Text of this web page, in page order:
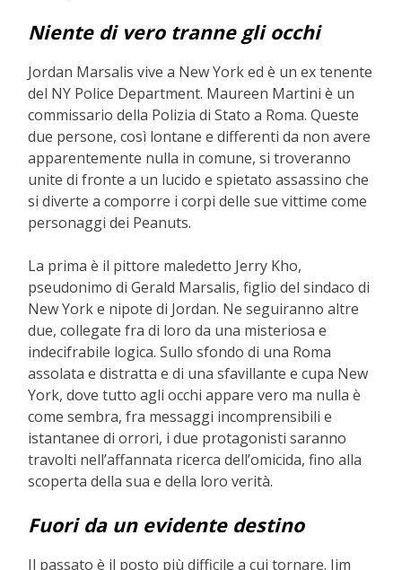
Niente di vero tranne gli occhi
Jordan Marsalis vive a New York ed è un ex tenente
del NY Police Department. Maureen Martini è un
commissario della Polizia di Stato a Roma. Queste
due persone, così lontane e differenti da non avere
apparentemente nulla in comune, si troveranno
unite di fronte a un lucido e spietato assassino che
si diverte a comporre i corpi delle sue vittime come
personaggi dei Peanuts.
La prima è il pittore maledetto Jerry Kho,
pseudonimo di Gerald Marsalis, figlio del sindaco di
New York e nipote di Jordan. Ne seguiranno altre
due, collegate fra di loro da una misteriosa e
indecifrabile logica. Sullo sfondo di una Roma
assolata e distratta e di una sfavillante e cupa New
York, dove tutto agli occhi appare vero ma nulla è
come sembra, fra messaggi incomprensibili e
istantanee di orrori, i due protagonisti saranno
travolti nell’affannata ricerca dell’omicida, fino alla
scoperta della sua e della loro verità.
Fuori da un evidente destino
Il passato è il posto più difficile a cui tornare. Jim